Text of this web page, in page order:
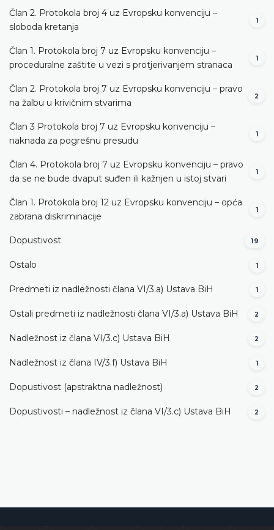
Član 2. Protokola broj 4 uz Evropsku konvenciju –
sloboda kretanja
1
Član 1. Protokola broj 7 uz Evropsku konvenciju –
proceduralne zaštite u vezi s protjerivanjem stranaca
1
Član 2. Protokola broj 7 uz Evropsku konvenciju – pravo
na žalbu u krivičnim stvarima
2
Član 3 Protokola broj 7 uz Evropsku konvenciju –
naknada za pogrešnu presudu
1
Član 4. Protokola broj 7 uz Evropsku konvenciju – pravo
da se ne bude dvaput suđen ili kažnjen u istoj stvari
1
Član 1. Protokola broj 12 uz Evropsku konvenciju – opća
zabrana diskriminacije
1
Dopustivost 19
Ostalo 1
Predmeti iz nadležnosti člana VI/3.а) Ustava BiH 1
Ostali predmeti iz nadležnosti člana VI/3.а) Ustava BiH 2
Nadležnost iz člana VI/3.c) Ustava BiH 2
Nadležnost iz člana IV/3.f) Ustava BiH 1
Dopustivost (apstraktna nadležnost) 2
Dopustivosti – nadležnost iz člana VI/3.c) Ustava BiH 2